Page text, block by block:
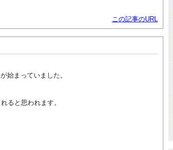
この記事のURL
始まっていました。
ると思われます。